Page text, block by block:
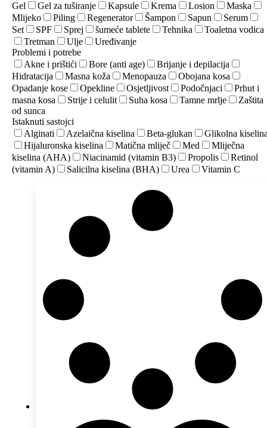
Gel
Gel za tuširanje Kapsule Krema Losion
Maska
Mlijeko
Piling Regenerator Šampon Sapun
Serum
Set
SPF Sprej šumeće tablete Tehnika
Toaletna vodica
Tretman
Ulje
Uređivanje
Problemi i potrebe
Akne i prištići
Bore (anti age)
Brijanje i depilacija
Hidratacija
Masna koža Menopauza
Obojana kosa
Opadanje kose
Opekline Osjetljivost Podočnjaci
Prhut i
masna kosa
Strije i celulit Suha kosa Tamne mrlje
Zaštita
od sunca
Istaknuti sastojci
Alginati
Azelaična kiselina Beta-glukan
Glikolna
Hijaluronska kiselina
Matična mliječ Med
Mliječna
kiselina (AHA)
Niacinamid (vitamin B3) Propolis
Retinol
(vitamin A)
Salicilna kiselina (BHA) Urea Vitamin C